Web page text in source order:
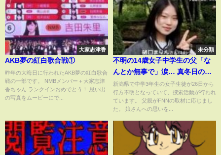
大家志津香
AKB夢の紅白歌合戦①
昨年の大晦日に行われたAKB夢の紅白歌合
戦の一部です。 NMBメンバー＋大家志津
香ちゃん ランクインおめでとう！ 思い出
の写真をムービーにで...
未分類
不明の14歳女子中学生の父「な
んとか無事で」涙… 真冬日の夜
に病気療養中の自宅からスマホ
残し消える 新潟・十日町市
(2026年01月28日)
新潟県で中学3年生の女子生徒が26日から
行方不明となっていて、捜索活動が行われ
ています。 父親がFNNの取材に応じまし
た。 娘さんへの思いを...